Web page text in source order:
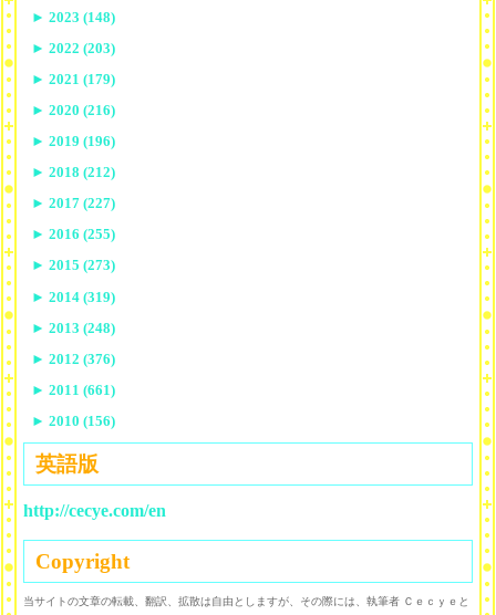
► 2023 (148)
► 2022 (203)
► 2021 (179)
► 2020 (216)
► 2019 (196)
► 2018 (212)
► 2017 (227)
► 2016 (255)
► 2015 (273)
► 2014 (319)
► 2013 (248)
► 2012 (376)
► 2011 (661)
► 2010 (156)
英語版
http://cecye.com/en
Copyright
当サイトの文章の転載、翻訳、拡散は自由としますが、その際には、執筆者 Ｃｅｃｙｅと